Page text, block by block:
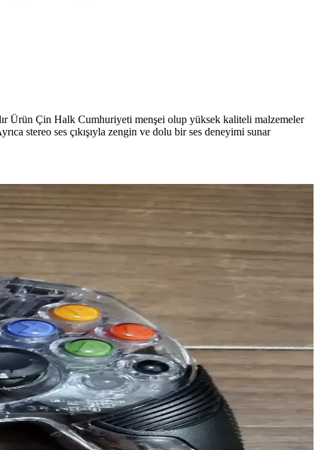
Ürün Çin Halk Cumhuriyeti menşei olup yüksek kaliteli malzemeler
stereo ses çıkışıyla zengin ve dolu bir ses deneyimi sunar
oluyoruz.
kalitesi ve konforuyla dikkat çekiyor.
uygulamalarda pratik çözümler sunar.
alanlarına uygun modeller bulunuyor.
hakkında genel bilgiler sunuluyor.